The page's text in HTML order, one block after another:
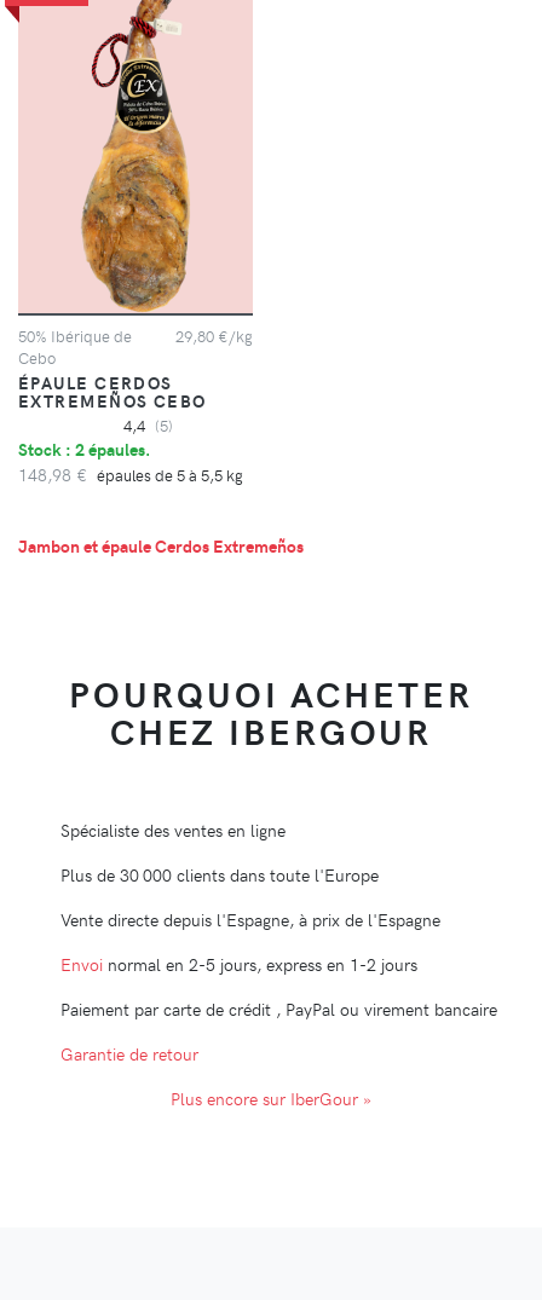
50% Ibérique de
Cebo
29,80 €/kg
ÉPAULE CERDOS
EXTREMEÑOS CEBO
4,4 (5)
Stock : 2 épaules.
148,98 € épaules de 5 à 5,5 kg
Jambon et épaule Cerdos Extremeños
POURQUOI ACHETER
CHEZ IBERGOUR
Spécialiste des ventes en ligne
Plus de 30 000 clients dans toute l'Europe
Vente directe depuis l'Espagne, à prix de l'Espagne
Envoinormal en 2-5 jours, express en 1-2 jours
Paiement par carte de crédit , PayPal ou virement bancaire
Garantie de retour
Plus encore sur IberGour »